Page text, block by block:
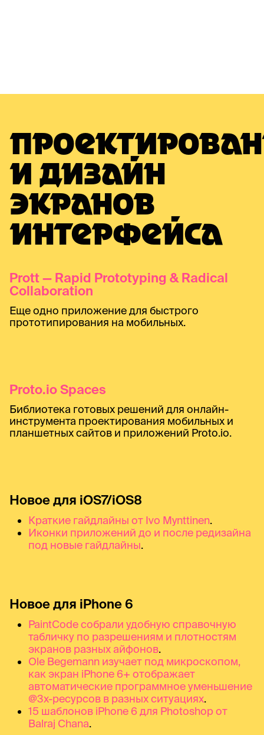
И ДИЗАЙН
ЭКРАНОВ
ИНТЕРФЕЙСА
Prott — Rapid Prototyping & Radical
Collaboration
Еще одно приложение для быстрого
прототипирования на мобильных.
Proto.io Spaces
Библиотека готовых решений для онлайн-
инструмента проектирования мобильных и
планшетных сайтов и приложений Proto.io.
Новое для iOS7/iOS8
Краткие гайдлайны от Ivo Mynttinen.
Иконки приложений до и после редизайна
под новые гайдлайны.
Новое для iPhone 6
PaintCode собрали удобную справочную
табличку по разрешениям и плотностям
экранов разных айфонов.
Ole Begemann изучает под микроскопом,
как экран iPhone 6+ отображает
автоматические программное уменьшение
@3x-ресурсов в разных ситуациях.
15 шаблонов iPhone 6 для Photoshop от
Balraj Chana.